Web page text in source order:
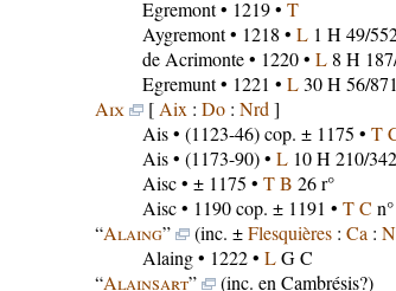
Egremont• 1219 • T
Aygremont• 1218 • L1 H 49/
de Acrimonte• 1220 • L8 H
Egremunt• 1221 • L30 H 56/871
Aix
[ Aix : Do: Nrd ]
Ais• (1123-46) cop. ± 1175 • T
Ais• (1173-90) • L10 H 210/
Aisc• ± 1175 • T B 26 r°
Aisc• 1190 cop. ± 1191 • T C
“Alaing” (inc. ±Flesquières: Ca :
Alaing• 1222 • LG C
“Alainsart”
(inc. en Cambrésis?)